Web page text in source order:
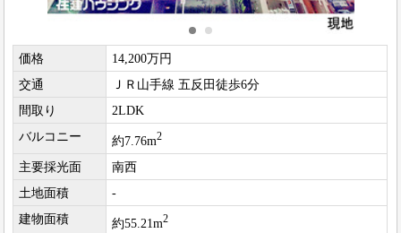
価格
14,200万円
交通
ＪＲ山手線 五反田徒歩6分
間取り
2LDK
バルコニー
約7.76m2
主要採光面
南西
土地面積
-
建物面積
約55.21m2